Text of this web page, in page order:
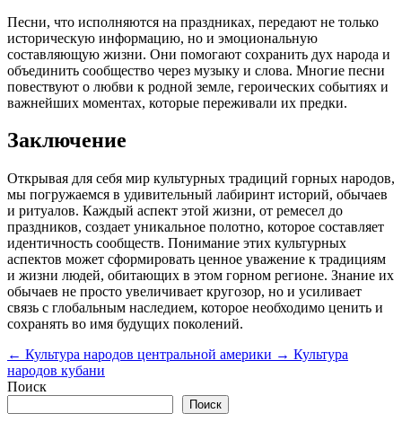
Песни, что исполняются на праздниках, передают не только
историческую информацию, но и эмоциональную
составляющую жизни. Они помогают сохранить дух народа и
объединить сообщество через музыку и слова. Многие песни
повествуют о любви к родной земле, героических событиях и
важнейших моментах, которые переживали их предки.
Заключение
Открывая для себя мир культурных традиций горных народов,
мы погружаемся в удивительный лабиринт историй, обычаев
и ритуалов. Каждый аспект этой жизни, от ремесел до
праздников, создает уникальное полотно, которое составляет
идентичность сообществ. Понимание этих культурных
аспектов может сформировать ценное уважение к традициям
и жизни людей, обитающих в этом горном регионе. Знание их
обычаев не просто увеличивает кругозор, но и усиливает
связь с глобальным наследием, которое необходимо ценить и
сохранять во имя будущих поколений.
← Культура народов центральной америки → Культура
народов кубани
Поиск
Поиск